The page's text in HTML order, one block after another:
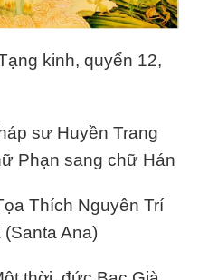
kinh, quyển 12,
sư Huyền Trang
Phạn sang chữ Hán
Thích Nguyên Trí
Ana)